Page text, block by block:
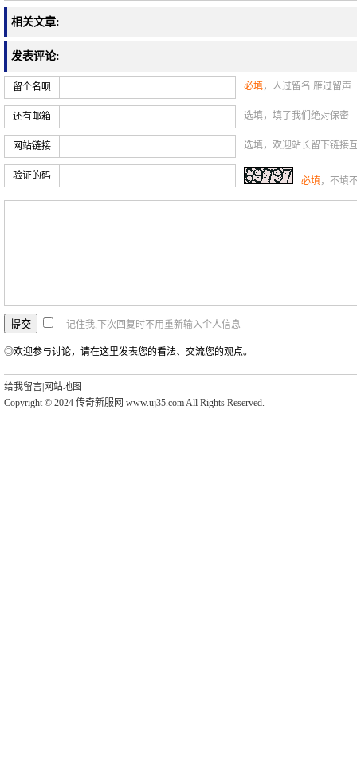
相关文章:
发表评论:
留个名呗 必填，人过留名 雁过留声
还有邮箱 选填，填了我们绝对保密
网站链接 选填，欢迎站长留下链接
验证的码 必填，不填
记住我,下次回复时不用重新输入个人信息
◎欢迎参与讨论，请在这里发表您的看法、交流您的观点。
给我留言 网站地图
Copyright © 2024 传奇新服网 www.uj35.com All Rights Reserved.